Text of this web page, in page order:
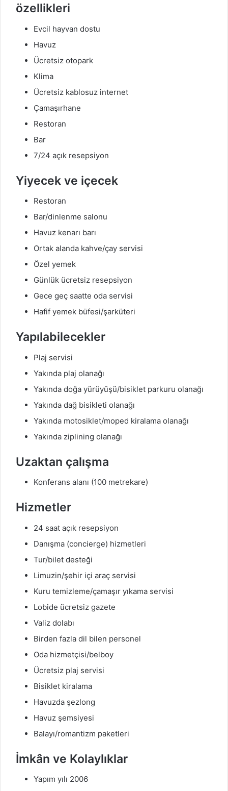
özellikleri
Evcil hayvan dostu
Havuz
Ücretsiz otopark
Klima
Ücretsiz kablosuz internet
Çamaşırhane
Restoran
Bar
7/24 açık resepsiyon
Yiyecek ve içecek
Restoran
Bar/dinlenme salonu
Havuz kenarı barı
Ortak alanda kahve/çay servisi
Özel yemek
Günlük ücretsiz resepsiyon
Gece geç saatte oda servisi
Hafif yemek büfesi/şarküteri
Yapılabilecekler
Plaj servisi
Yakında plaj olanağı
Yakında doğa yürüyüşü/bisiklet parkuru olanağı
Yakında dağ bisikleti olanağı
Yakında motosiklet/moped kiralama olanağı
Yakında ziplining olanağı
Uzaktan çalışma
Konferans alanı (100 metrekare)
Hizmetler
24 saat açık resepsiyon
Danışma (concierge) hizmetleri
Tur/bilet desteği
Limuzin/şehir içi araç servisi
Kuru temizleme/çamaşır yıkama servisi
Lobide ücretsiz gazete
Valiz dolabı
Birden fazla dil bilen personel
Oda hizmetçisi/belboy
Ücretsiz plaj servisi
Bisiklet kiralama
Havuzda şezlong
Havuz şemsiyesi
Balayı/romantizm paketleri
İmkân ve Kolaylıklar
Yapım yılı 2006